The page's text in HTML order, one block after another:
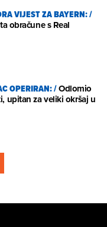
VIJEST ZA BAYERN:/
obračune s Real
OPERIRAN:/Odlomio
upitan za veliki okršaj u